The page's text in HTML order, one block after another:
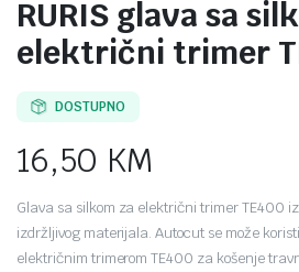
RURIS glava sa
električni trimer
DOSTUPNO
16,50 KM
Glava sa silkom za električni trimer TE400
izdržljivog materijala. Autocut se može
električnim trimerom TE400 za košenje